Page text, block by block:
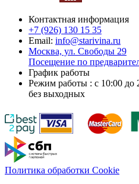
Контактная информация
+7 (926) 130 15 35
Email: info@starivina.ru
Москва, ул. Свободы 29
Посещение по
График работы
Режим работы : с 10:00 до
без выходных
Политика обработки Cookie